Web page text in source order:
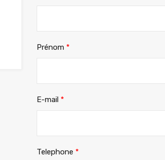
Prénom *
E-mail *
Telephone *